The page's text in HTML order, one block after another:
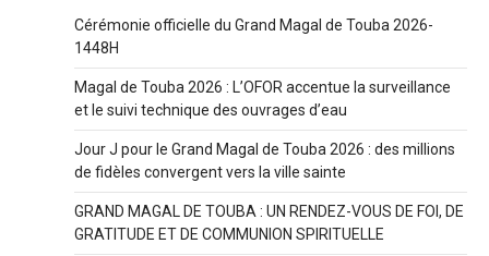
Cérémonie officielle du Grand Magal de Touba 2026-
1448H
Magal de Touba 2026 : L’OFOR accentue la surveillance
et le suivi technique des ouvrages d’eau
Jour J pour le Grand Magal de Touba 2026 : des millions
de fidèles convergent vers la ville sainte
GRAND MAGAL DE TOUBA : UN RENDEZ-VOUS DE FOI, DE
GRATITUDE ET DE COMMUNION SPIRITUELLE